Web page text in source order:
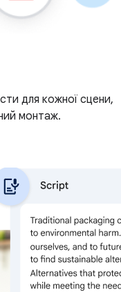
для кожної сцени,
монтаж.